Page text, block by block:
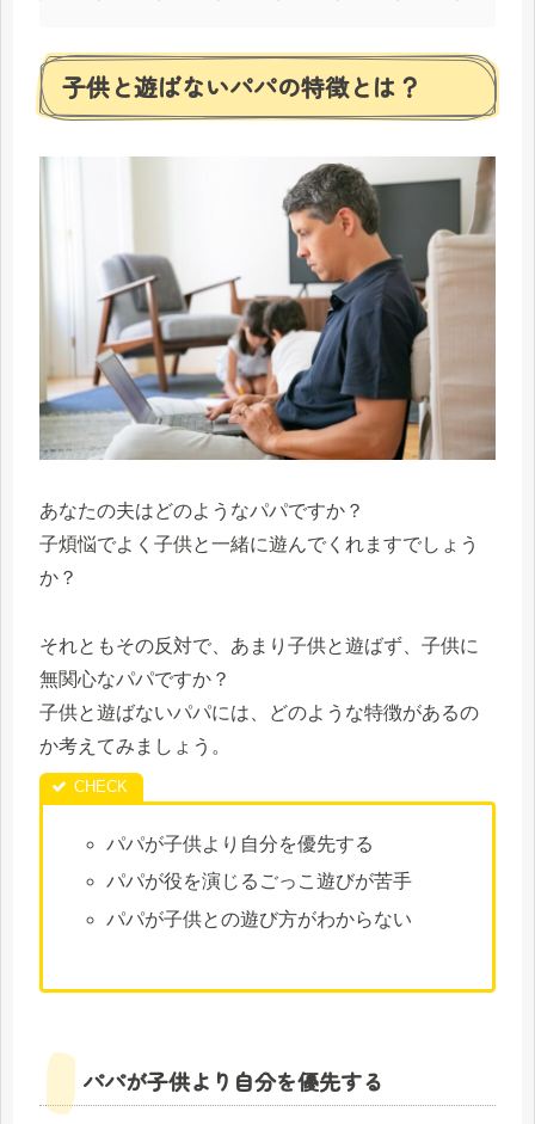
子供と遊ばないパパの特徴とは？
あなたの夫はどのようなパパですか？
子煩悩でよく子供と一緒に遊んでくれますでしょう
か？
それともその反対で、あまり子供と遊ばず、子供に
無関心なパパですか？
子供と遊ばないパパには、どのような特徴があるの
か考えてみましょう。
パパが子供より自分を優先する
パパが役を演じるごっこ遊びが苦手
パパが子供との遊び方がわからない
パパが子供より自分を優先する